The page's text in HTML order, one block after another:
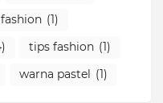
(1)
tips fashion (1)
warna pastel (1)